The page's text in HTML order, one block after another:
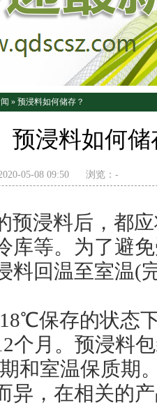
» 预浸料如何储存？
预浸料如何储
05-08 09:50 浏览： -
预浸料后，都
库等。为了避
料回温至室温(
保存的状态
个月。预浸料
和室温保质期
异，在相关的